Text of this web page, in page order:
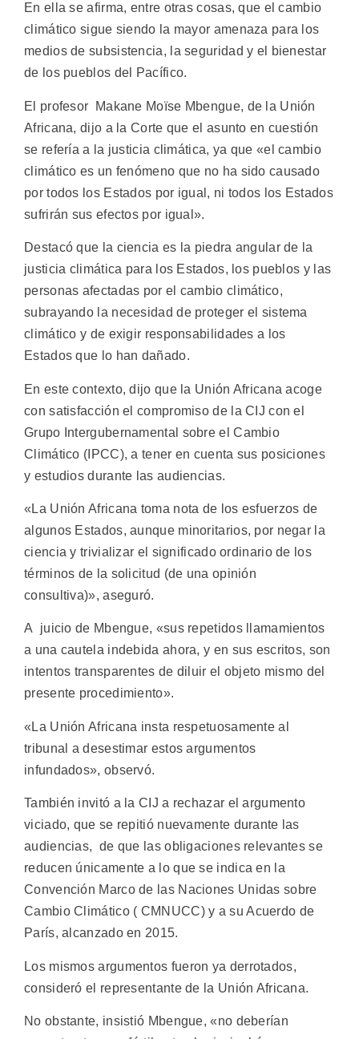
En ella se afirma, entre otras cosas, que el cambio
climático sigue siendo la mayor amenaza para los
medios de subsistencia, la seguridad y el bienestar
de los pueblos del Pacífico.
El profesor Makane Moïse Mbengue, de la Unión
Africana, dijo a la Corte que el asunto en cuestión
se refería a la justicia climática, ya que «el cambio
climático es un fenómeno que no ha sido causado
por todos los Estados por igual, ni todos los Estados
sufrirán sus efectos por igual».
Destacó que la ciencia es la piedra angular de la
justicia climática para los Estados, los pueblos y las
personas afectadas por el cambio climático,
subrayando la necesidad de proteger el sistema
climático y de exigir responsabilidades a los
Estados que lo han dañado.
En este contexto, dijo que la Unión Africana acoge
con satisfacción el compromiso de la CIJ con el
Grupo Intergubernamental sobre el Cambio
Climático (IPCC), a tener en cuenta sus posiciones
y estudios durante las audiencias.
«La Unión Africana toma nota de los esfuerzos de
algunos Estados, aunque minoritarios, por negar la
ciencia y trivializar el significado ordinario de los
términos de la solicitud (de una opinión
consultiva)», aseguró.
A juicio de Mbengue, «sus repetidos llamamientos
a una cautela indebida ahora, y en sus escritos, son
intentos transparentes de diluir el objeto mismo del
presente procedimiento».
«La Unión Africana insta respetuosamente al
tribunal a desestimar estos argumentos
infundados», observó.
También invitó a la CIJ a rechazar el argumento
viciado, que se repitió nuevamente durante las
audiencias, de que las obligaciones relevantes se
reducen únicamente a lo que se indica en la
Convención Marco de las Naciones Unidas sobre
Cambio Climático ( CMNUCC) y a su Acuerdo de
París, alcanzado en 2015.
Los mismos argumentos fueron ya derrotados,
consideró el representante de la Unión Africana.
No obstante, insistió Mbengue, «no deberían